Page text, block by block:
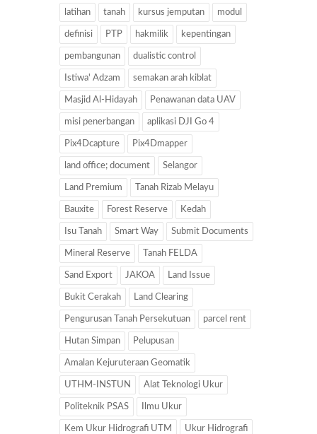
latihan tanah kursus jemputan modul
definisi PTP hakmilik kepentingan
pembangunan dualistic control
Istiwa' Adzam semakan arah kiblat
Masjid Al-Hidayah Penawanan data UAV
misi penerbangan aplikasi DJI Go 4
Pix4Dcapture Pix4Dmapper
land office; document Selangor
Land Premium Tanah Rizab Melayu
Bauxite Forest Reserve Kedah
Isu Tanah Smart Way Submit Documents
Mineral Reserve Tanah FELDA
Sand Export JAKOA Land Issue
Bukit Cerakah Land Clearing
Pengurusan Tanah Persekutuan parcel rent
Hutan Simpan Pelupusan
Amalan Kejuruteraan Geomatik
UTHM-INSTUN Alat Teknologi Ukur
Politeknik PSAS Ilmu Ukur
Kem Ukur Hidrografi UTM Ukur Hidrografi